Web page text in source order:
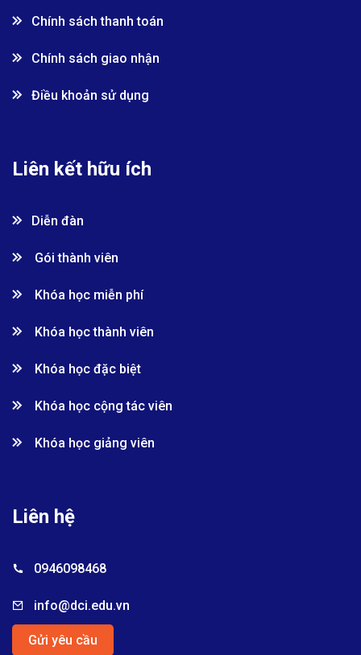
Chính sách thanh toán
Chính sách giao nhận
Điều khoản sử dụng
Liên kết hữu ích
Diễn đàn
Gói thành viên
Khóa học miễn phí
Khóa học thành viên
Khóa học đặc biệt
Khóa học cộng tác viên
Khóa học giảng viên
Liên hệ
0946098468
info@dci.edu.vn
Gửi yêu cầu